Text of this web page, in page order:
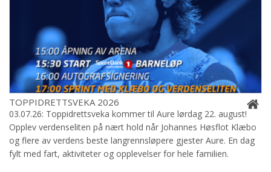
TOPPIDRETTSVEKA 2026
03.07.26: Toppidrettsveka kommer til Aure lørdag 22. august!
Opplev verdenseliten på nært hold når Johannes Høsflot Klæbo
og flere av verdens beste langrennsløpere gjester Aure. En dag
fylt med fart, aktiviteter og opplevelser for hele familien.